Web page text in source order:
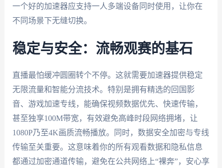
一个好的加速器应支持一人多端设备同时使用，让你在
不同场景下无缝切换。
稳定与安全：流畅观赛的基石
直播最怕缓冲圆圈转个不停。这就需要加速器提供稳定
无限流量和智能分流技术。特别是拥有精选的回国影
音、游戏加速专线，能确保视频数据优先、快速传输，
甚至独享100M带宽，有效避免高峰时段网络拥堵，让
1080P乃至4K画质流畅播放。同时，数据安全加密与专线
传输至关重要。这意味着你的所有观看数据和隐私信息
都通过加密通道传输，避免在公共网络上“裸奔”，安心享